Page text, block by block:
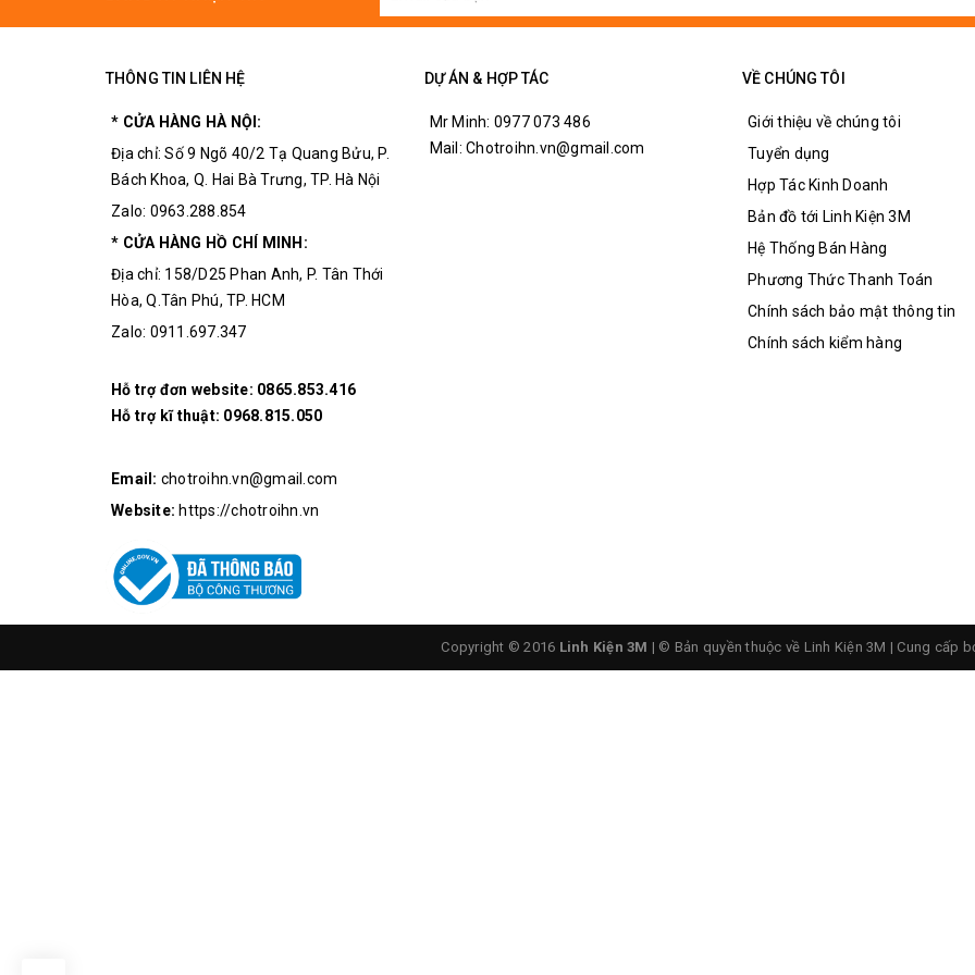
1/ Bộ motor 12V và 10 đầu kẹp đồ nghề phụ kiện:
Gồm 1 motor điện 12V chuyên dụng và 10 đầu kẹp (đầu cặp) với 10 size khác nhau từ 0.5mm~3.0mm (mỗi đầu 1 size cố
để thay thế vào bộ khoan có sẵn hoặc tự chế khoan điện loại mini cầm tay.
Lắp được các loại đồ nghề dụng cụ cho khoan điện mini cầm tay như mũi khoan, mũi điêu khắc, trục lắp dĩa cưa, dĩa cắt, dĩa
chà, đầu đánh bóng,...
Hình minh họa cách lắp:
THÔNG TIN LIÊN HỆ
* CỬA HÀNG HÀ NỘI:
Địa chỉ: Số 9 Ngõ 40/2 Tạ Quang Bửu, P.
Bách Khoa, Q. Hai Bà Trưng, TP. Hà Nội
Zalo: 0963.288.854
* CỬA HÀNG HỒ CHÍ MINH:
Địa chỉ: 158/D25 Phan Anh, P. Tân Thới
Hòa, Q.Tân Phú, TP. HCM
Zalo: 0911.697.347
Hỗ trợ đơn website: 0865.853.416
Hỗ trợ kĩ thuật: 0968.815.050
Email: chotroihn.vn@gmail.com
Website: https://chotroihn.vn
DỰ ÁN & HỢP TÁC
Mr Minh: 0977 073 486
Mail: Chotroihn.vn@gmail.com
VỀ CHÚNG TÔI
Giới thiệu về chúng tôi
Tuyển dụng
Hợp Tác Kinh Doanh
Bản đồ tới Linh Kiện 3M
Hệ Thống Bán Hàng
Phương Thức Thanh Toán
Chính sách bảo mật thông tin
Chính sách kiểm hàng
Copyright © 2016 Linh Kiện 3M | © Bản quyền thuộc về Linh Kiện 3M | Cung cấp